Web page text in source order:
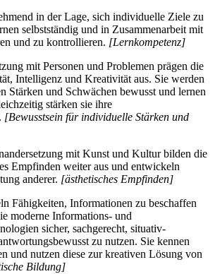
in der Lage, sich individuelle Ziele zu
selbstständig und in Zusammenarbeit mit
und zu kontrollieren. [Lernkompetenz]
mit Personen und Problemen prägen die
Intelligenz und Kreativität aus. Sie werden
Stärken und Schwächen bewusst und lernen
stärken sie ihre
[Bewusstsein für individuelle Stärken und
mit Kunst und Kultur bilden die
Empfinden weiter aus und entwickeln
anderer. [ästhetisches Empfinden]
Fähigkeiten, Informationen zu beschaffen
moderne Informations- und
sicher, sachgerecht, situativ-
zu nutzen. Sie kennen
und nutzen diese zur kreativen Lösung von
Bildung]